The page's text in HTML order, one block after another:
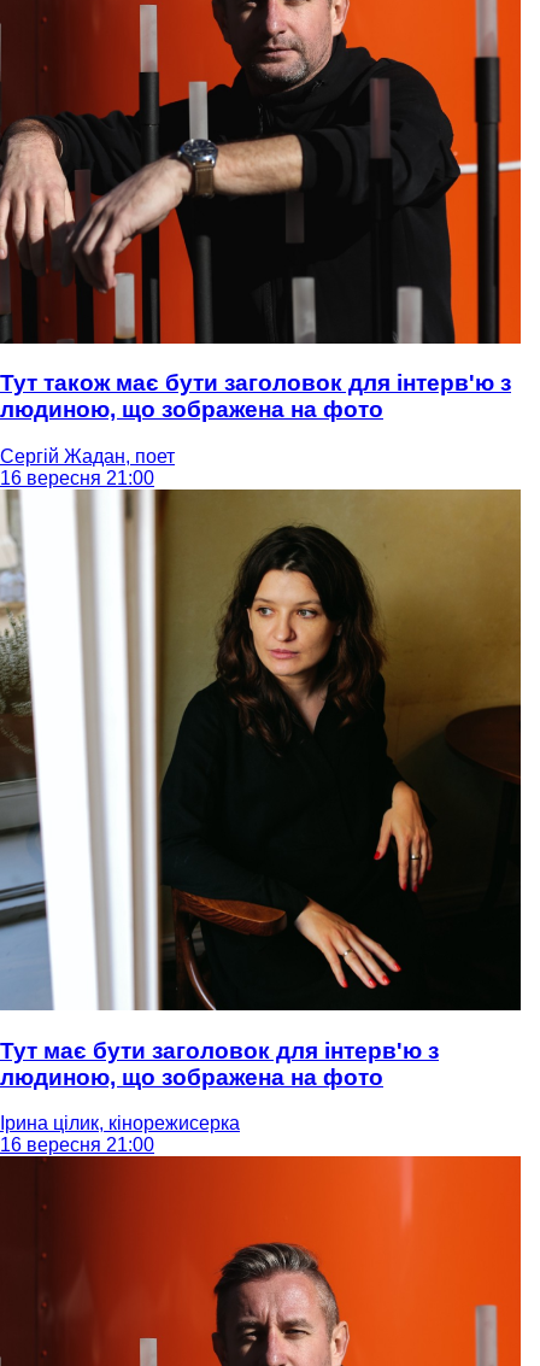
Тут також має бути заголовок для інтерв'ю з
людиною, що зображена на фото
Сергій Жадан, поет
16 вересня 21:00
Тут має бути заголовок для інтерв'ю з
людиною, що зображена на фото
Ірина цілик, кінорежисерка
16 вересня 21:00